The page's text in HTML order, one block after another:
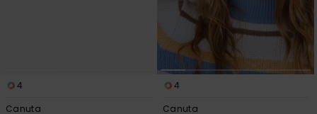
4
Canuta
4
Canuta